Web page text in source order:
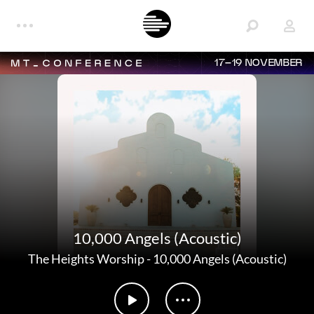
17–19 NOVEMBER
10,000 Angels (Acoustic)
The Heights Worship- 10,000 Angels (Acoustic)